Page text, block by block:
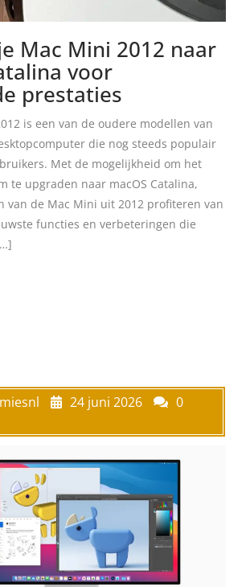
Mac Mini 2012 naar
voor
prestaties
is een van de oudere modellen van
die nog steeds populair
Met de mogelijkheid om het
te upgraden naar macOS Catalina,
van de Mac Mini uit 2012 profiteren van
functies en verbeteringen die
24 juni 2026
0